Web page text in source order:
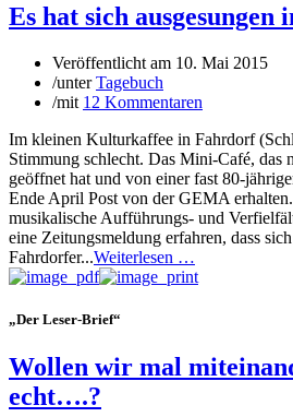
Es hat sich
Veröffentlicht am 10. Mai 2015
/unterTagebuch
/mit 12 Kommentaren
Im kleinen Kulturkaffee in Fahrdorf
Stimmung schlecht. Das Mini-Café, das
geöffnet hat und von einer fast 80-
Ende April Post von der GEMA
musikalische Aufführungs- und
eine Zeitungsmeldung erfahren, dass
Fahrdorfer...Weiterlesen …
„Der Leser-Brief“
Wollen wir mal
echt….?